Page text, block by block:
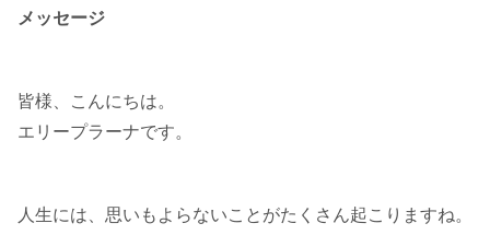
メッセージ
皆様、こんにちは。
エリープラーナです。
人生には、思いもよらないことがたくさん起こりますね。